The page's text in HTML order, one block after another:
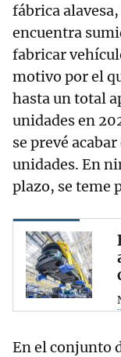
fábrica
encuentra
fabricar
motivo por el
hasta un total
unidades en
se prevé
unidades. En
plazo, se teme
En el conjunto